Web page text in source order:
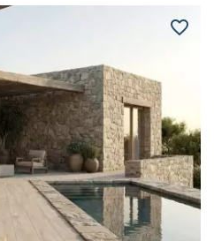
favorite_border